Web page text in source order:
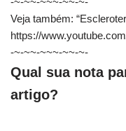
Veja também:
https://
-~-~~-~~~-~~-~-
Qual sua nota
artigo?